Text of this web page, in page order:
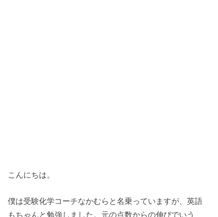
こんにちは。
僕は受験化学コーチなかむらと名乗っていますが、英語
もちゃんと勉強しました。元の点数からの伸びでいう